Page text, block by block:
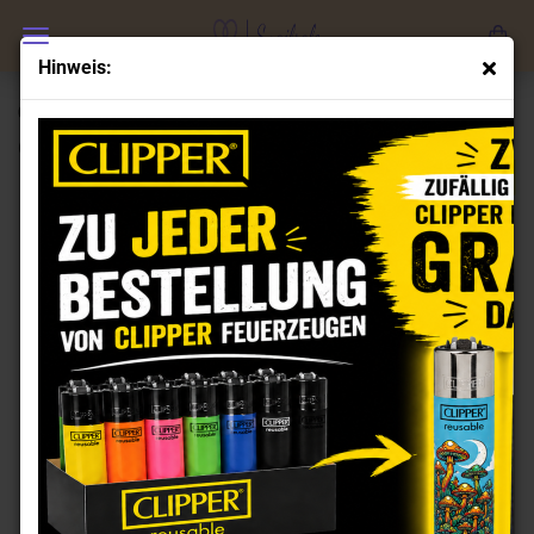
Hinweis:
Clipper Feuerzeuge Set Triple Gradient
(Art.Nr.:CL100537)